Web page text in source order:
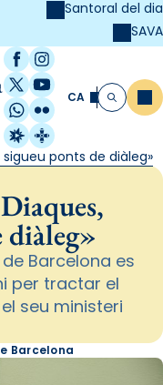
Santoral del dia
SAVA
Facebook
Instagram
X / Twitter
YouTube
WhatsApp
Flickr
Radio Estel
Catalunya
CA Cerca
sigueu ponts de diàleg»
diàleg»
Barcelona es
per tractar el
seu ministeri
Barcelona